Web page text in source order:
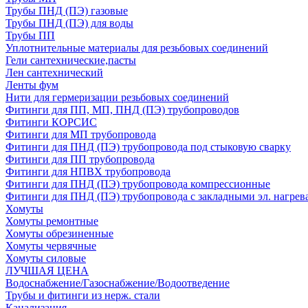
Трубы ПНД (ПЭ) газовые
Трубы ПНД (ПЭ) для воды
Трубы ПП
Уплотнительные материалы для резьбовых соединений
Гели сантехнические,пасты
Лен сантехнический
Ленты фум
Нити для гермеризации резьбовых соединений
Фитинги для ПП, МП, ПНД (ПЭ) трубопроводов
Фитинги КОРСИС
Фитинги для МП трубопровода
Фитинги для ПНД (ПЭ) трубопровода под стыковую сварку
Фитинги для ПП трубопровода
Фитинги для НПВХ трубопровода
Фитинги для ПНД (ПЭ) трубопровода компрессионные
Фитинги для ПНД (ПЭ) трубопровода с закладными эл.
Хомуты
Хомуты ремонтные
Хомуты обрезиненные
Хомуты червячные
Хомуты силовые
ЛУЧШАЯ ЦЕНА
Водоснабжение/Газоснабжение/Водоотведение
Трубы и фитинги из нерж. стали